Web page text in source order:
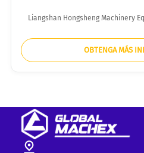
Liangshan Hongsheng Machinery
OBTENGA MÁS